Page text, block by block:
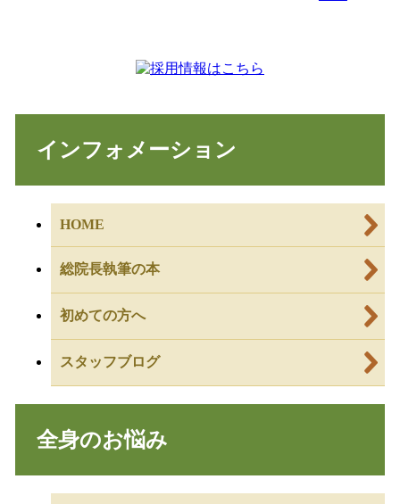
インフォメーション
HOME
総院長執筆の本
初めての方へ
スタッフブログ
全身のお悩み